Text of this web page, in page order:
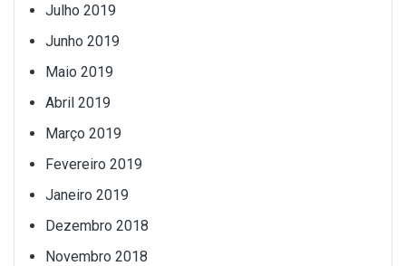
Julho 2019
Junho 2019
Maio 2019
Abril 2019
Março 2019
Fevereiro 2019
Janeiro 2019
Dezembro 2018
Novembro 2018